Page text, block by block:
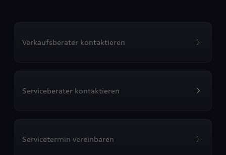
Verkaufsberater kontaktieren
Serviceberater kontaktieren
Servicetermin vereinbaren